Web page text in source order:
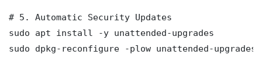
# 5. Automatic Security Updates
sudo apt install -y unattended-upgrades
sudo dpkg-reconfigure -plow unattended-upgrades